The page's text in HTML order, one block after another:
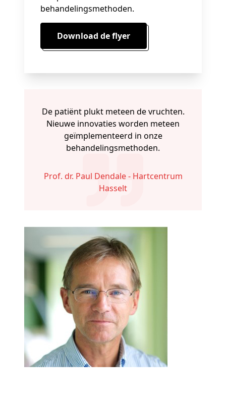
behandelingsmethoden.
Download de flyer
De patiënt plukt meteen de vruchten.
Nieuwe innovaties worden meteen
geïmplementeerd in onze
behandelingsmethoden.
Prof. dr. Paul Dendale - Hartcentrum
Hasselt